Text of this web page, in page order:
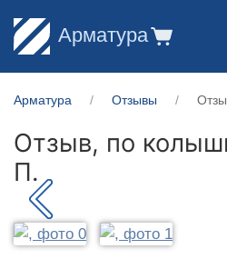
Арматура
Арматура Отзывы
Отзыв, по
П.